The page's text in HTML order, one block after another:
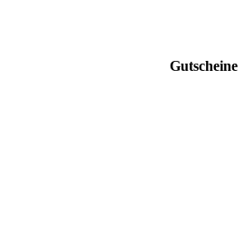
Gutscheine